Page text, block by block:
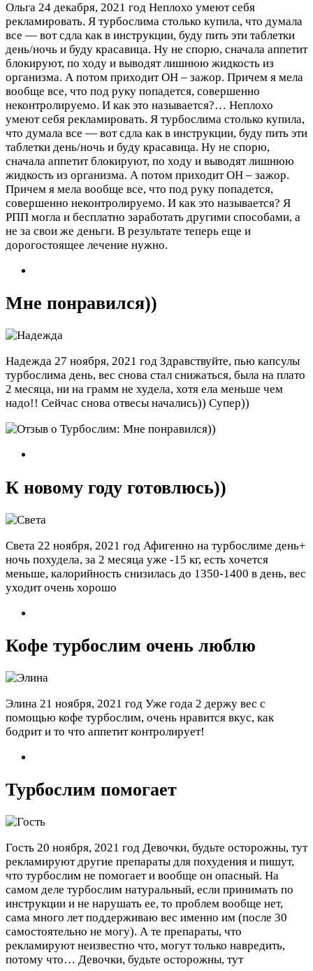
Ольга 24 декабря, 2021 год Неплохо умеют себя
рекламировать. Я турбослима столько купила, что думала
все — вот сдла как в инструкции, буду пить эти таблетки
день/ночь и буду красавица. Ну не спорю, сначала аппетит
блокируют, по ходу и выводят лишнюю жидкость из
организма. А потом приходит ОН – зажор. Причем я мела
вообще все, что под руку попадется, совершенно
неконтролируемо. И как это называется?… Неплохо
умеют себя рекламировать. Я турбослима столько купила,
что думала все — вот сдла как в инструкции, буду пить эти
таблетки день/ночь и буду красавица. Ну не спорю,
сначала аппетит блокируют, по ходу и выводят лишнюю
жидкость из организма. А потом приходит ОН – зажор.
Причем я мела вообще все, что под руку попадется,
совершенно неконтролируемо. И как это называется? Я
РПП могла и бесплатно заработать другими способами, а
не за свои же деньги. В результате теперь еще и
дорогостоящее лечение нужно.
Мне понравился))
Надежда 27 ноября, 2021 год Здравствуйте, пью капсулы
турбослима день, вес снова стал снижаться, была на плато
2 месяца, ни на грамм не худела, хотя ела меньше чем
надо!! Сейчас снова отвесы начались)) Супер))
К новому году готовлюсь))
Света 22 ноября, 2021 год Афигенно на турбослиме день+
ночь похудела, за 2 месяца уже -15 кг, есть хочется
меньше, калорийность снизилась до 1350-1400 в день, вес
уходит очень хорошо
Кофе турбослим очень люблю
Элина 21 ноября, 2021 год Уже года 2 держу вес с
помощью кофе турбослим, очень нравится вкус, как
бодрит и то что аппетит контролирует!
Турбослим помогает
Гость 20 ноября, 2021 год Девочки, будьте осторожны, тут
рекламируют другие препараты для похудения и пишут,
что турбослим не помогает и вообще он опасный. На
самом деле турбослим натуральный, если принимать по
инструкции и не нарушать ее, то проблем вообще нет,
сама много лет поддерживаю вес именно им (после 30
самостоятельно не могу). А те препараты, что
рекламируют неизвестно что, могут только навредить,
потому что… Девочки, будьте осторожны, тут